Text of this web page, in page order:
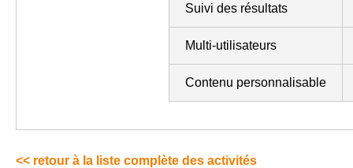
Suivi des résultats
Multi-utilisateurs
Contenu personnalisable
<< retour à la liste complète des activités